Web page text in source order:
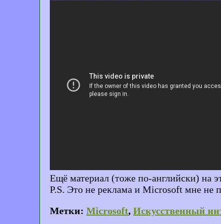
Ещё материал (тоже по-английски) на
P.S. Это не реклама и Microsoft мне не
Метки: Microsoft, Искусственный